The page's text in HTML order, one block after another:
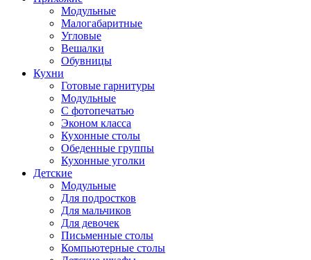
Модульные
Малогабаритные
Угловые
Вешалки
Обувницы
Кухни
Готовые гарнитуры
Модульные
С фотопечатью
Эконом класса
Кухонные столы
Обеденные группы
Кухонные уголки
Детские
Модульные
Для подростков
Для мальчиков
Для девочек
Письменные столы
Компьютерные столы